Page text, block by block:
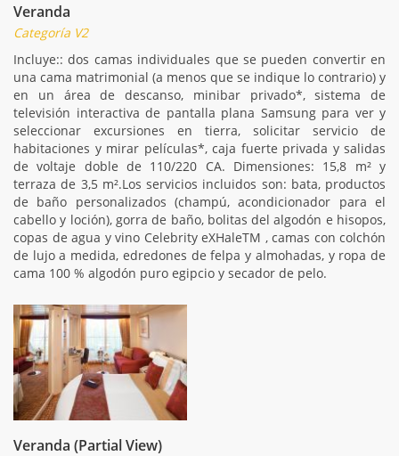
Veranda
Categoría V2
Incluye:: dos camas individuales que se pueden convertir en
una cama matrimonial (a menos que se indique lo contrario) y
en un área de descanso, minibar privado*, sistema de
televisión interactiva de pantalla plana Samsung para ver y
seleccionar excursiones en tierra, solicitar servicio de
habitaciones y mirar películas*, caja fuerte privada y salidas
de voltaje doble de 110/220 CA. Dimensiones: 15,8 m² y
terraza de 3,5 m².Los servicios incluidos son: bata, productos
de baño personalizados (champú, acondicionador para el
cabello y loción), gorra de baño, bolitas del algodón e hisopos,
copas de agua y vino Celebrity eXHaleTM , camas con colchón
de lujo a medida, edredones de felpa y almohadas, y ropa de
cama 100 % algodón puro egipcio y secador de pelo.
Veranda (Partial View)